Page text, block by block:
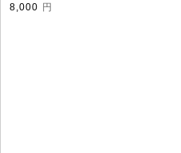
8,000
円